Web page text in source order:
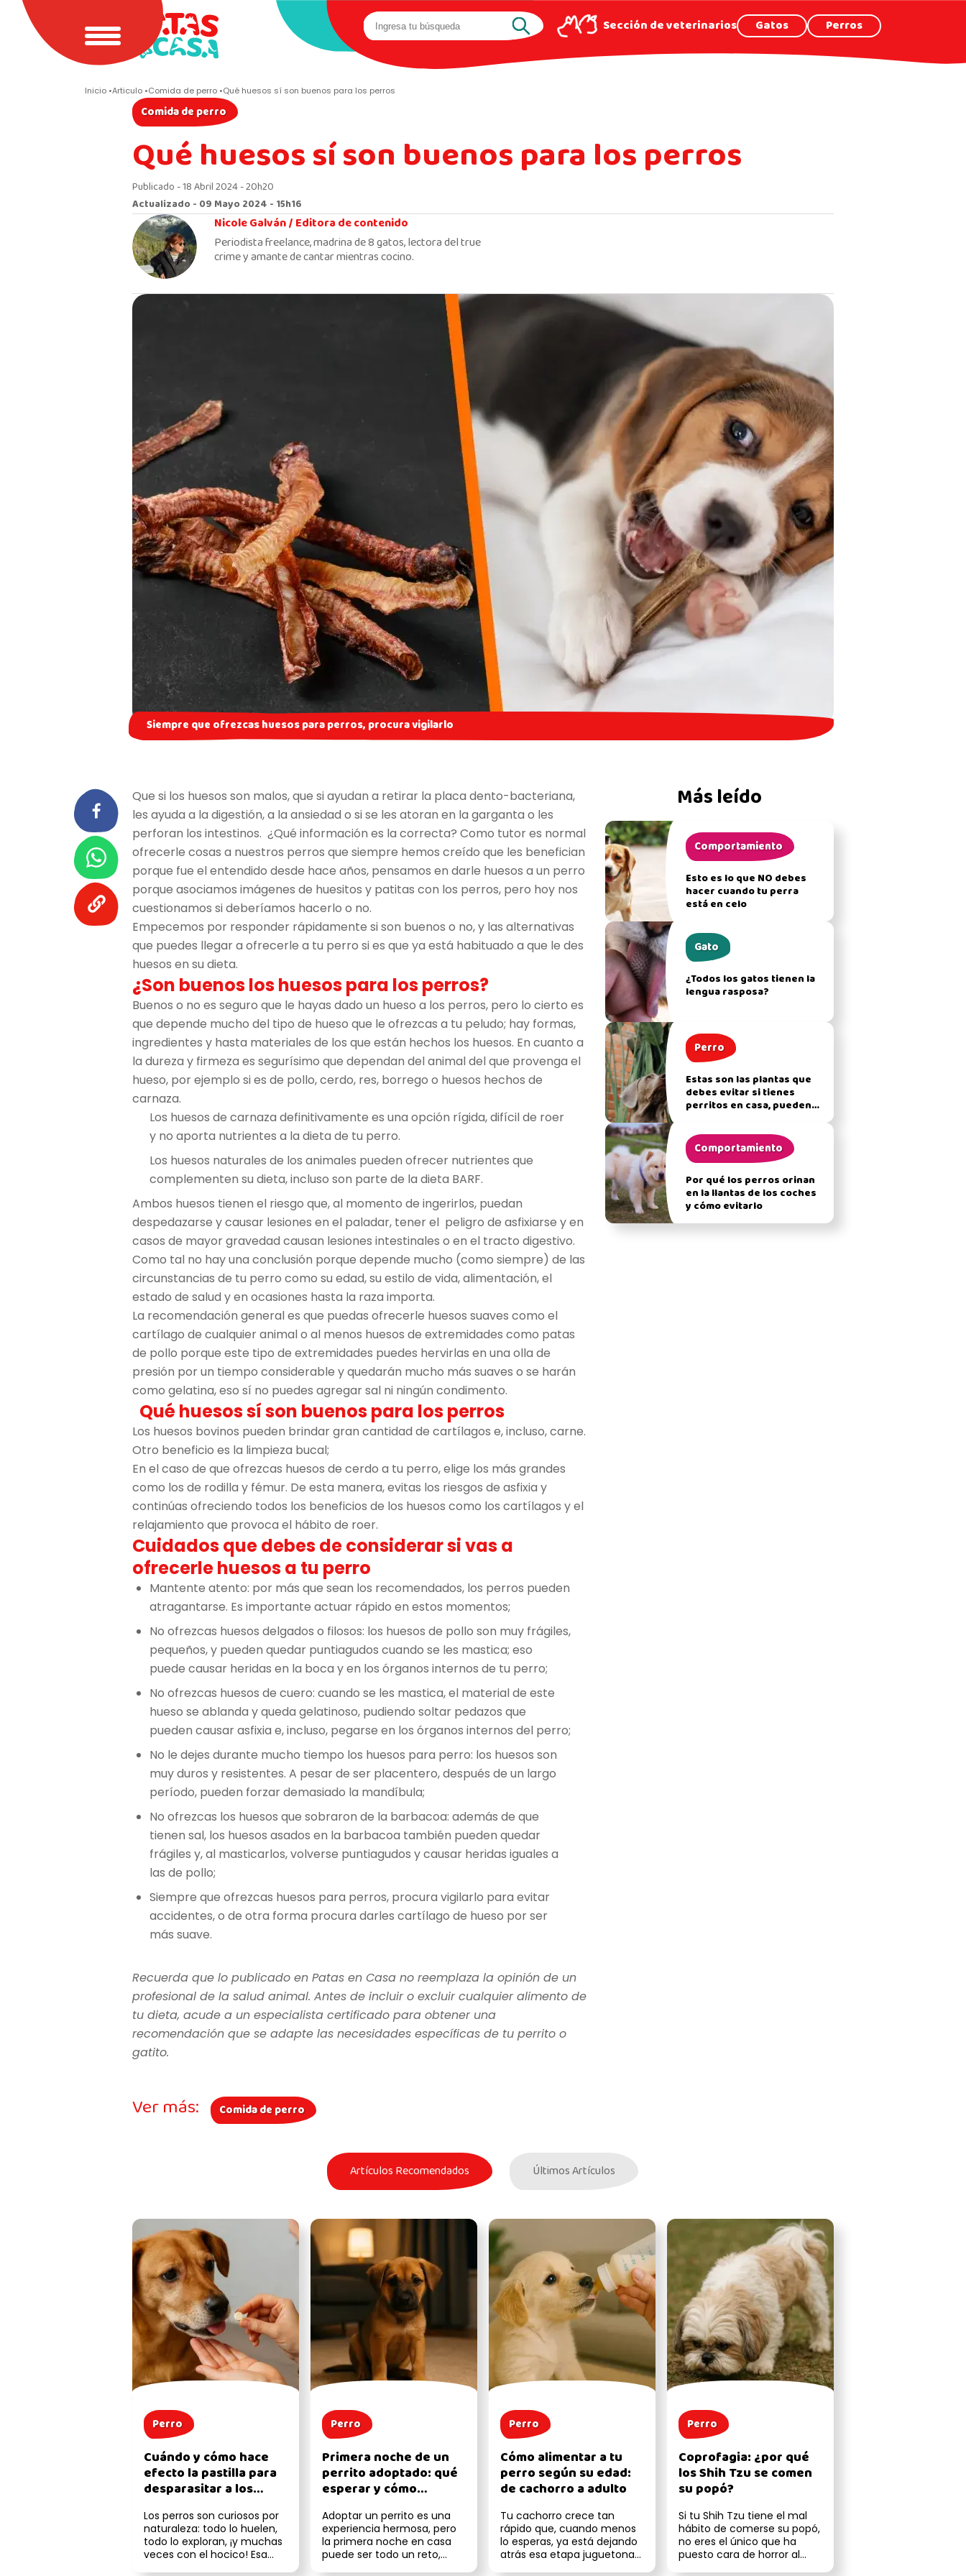
Sección de veterinarios Gatos Perros
Inicio Articulo Comida de perro Qué huesos sí son buenos para los perros
Comida de perro
Qué huesos sí son buenos para los perros
Publicado - 18 Abril 2024 - 20h20
Actualizado - 09 Mayo 2024 - 15h16
Nicole Galván /Editora de contenido
Periodista freelance, madrina de 8 gatos, lectora del true
crime y amante de cantar mientras cocino.
Siempre que ofrezcas huesos para perros, procura vigilarlo
Que si los huesos son malos, que si ayudan a retirar la placa dento-bacteriana,
les ayuda a la digestión, a la ansiedad o si se les atoran en la garganta o les
perforan los intestinos. ¿Qué información es la correcta? Como tutor es normal
ofrecerle cosas a nuestros perros que siempre hemos creído que les benefician
porque fue el entendido desde hace años, pensamos en darle huesos a un perro
porque asociamos imágenes de huesitos y patitas con los perros, pero hoy nos
cuestionamos si deberíamos hacerlo o no.
Empecemos por responder rápidamente si son buenos o no, y las alternativas
que puedes llegar a ofrecerle a tu perro si es que ya está habituado a que le des
huesos en su dieta.
¿Son buenos los huesos para los perros?
Buenos o no es seguro que le hayas dado un hueso a los perros, pero lo cierto es
que depende mucho del tipo de hueso que le ofrezcas a tu peludo; hay formas,
ingredientes y hasta materiales de los que están hechos los huesos. En cuanto a
la dureza y firmeza es segurísimo que dependan del animal del que provenga el
hueso, por ejemplo si es de pollo, cerdo, res, borrego o huesos hechos de
carnaza.
Los huesos de carnaza definitivamente es una opción rígida, difícil de roer
y no aporta nutrientes a la dieta de tu perro.
Los huesos naturales de los animales pueden ofrecer nutrientes que
complementen su dieta, incluso son parte de la dieta BARF.
Ambos huesos tienen el riesgo que, al momento de ingerirlos, puedan
despedazarse y causar lesiones en el paladar, tener el peligro de asfixiarse y en
casos de mayor gravedad causan lesiones intestinales o en el tracto digestivo.
Como tal no hay una conclusión porque depende mucho (como siempre) de las
circunstancias de tu perro como su edad, su estilo de vida, alimentación, el
estado de salud y en ocasiones hasta la raza importa.
La recomendación general es que puedas ofrecerle huesos suaves como el
cartílago de cualquier animal o al menos huesos de extremidades como patas
de pollo porque este tipo de extremidades puedes hervirlas en una olla de
presión por un tiempo considerable y quedarán mucho más suaves o se harán
como gelatina, eso sí no puedes agregar sal ni ningún condimento.
Qué huesos sí son buenos para los perros
Los huesos bovinos pueden brindar gran cantidad de cartílagos e, incluso, carne.
Otro beneficio es la limpieza bucal;
En el caso de que ofrezcas huesos de cerdo a tu perro, elige los más grandes
como los de rodilla y fémur. De esta manera, evitas los riesgos de asfixia y
continúas ofreciendo todos los beneficios de los huesos como los cartílagos y el
relajamiento que provoca el hábito de roer.
Cuidados que debes de considerar si vas a
ofrecerle huesos a tu perro
Mantente atento: por más que sean los recomendados, los perros pueden
atragantarse. Es importante actuar rápido en estos momentos;
No ofrezcas huesos delgados o filosos: los huesos de pollo son muy frágiles,
pequeños, y pueden quedar puntiagudos cuando se les mastica; eso
puede causar heridas en la boca y en los órganos internos de tu perro;
No ofrezcas huesos de cuero: cuando se les mastica, el material de este
hueso se ablanda y queda gelatinoso, pudiendo soltar pedazos que
pueden causar asfixia e, incluso, pegarse en los órganos internos del perro;
No le dejes durante mucho tiempo los huesos para perro: los huesos son
muy duros y resistentes. A pesar de ser placentero, después de un largo
período, pueden forzar demasiado la mandíbula;
No ofrezcas los huesos que sobraron de la barbacoa: además de que
tienen sal, los huesos asados en la barbacoa también pueden quedar
frágiles y, al masticarlos, volverse puntiagudos y causar heridas iguales a
las de pollo;
Siempre que ofrezcas huesos para perros, procura vigilarlo para evitar
accidentes, o de otra forma procura darles cartílago de hueso por ser
más suave.
Recuerda que lo publicado en Patas en Casa no reemplaza la opinión de un
profesional de la salud animal. Antes de incluir o excluir cualquier alimento de
tu dieta, acude a un especialista certificado para obtener una
recomendación que se adapte las necesidades específicas de tu perrito o
gatito.
Más leído
Comportamiento
Esto es lo que NO debes
hacer cuando tu perra
está en celo
Gato
¿Todos los gatos tienen la
lengua rasposa?
Perro
Estas son las plantas que
debes evitar si tienes
perritos en casa, pueden
Comportamiento
Por qué los perros orinan
en la llantas de los coches
y cómo evitarlo
Ver más: Comida de perro
Artículos Recomendados Últimos Artículos
Perro
Cuándo y cómo hace
efecto la pastilla para
desparasitar a los
Los perros son curiosos por
naturaleza: todo lo huelen,
todo lo exploran, ¡y muchas
veces con el hocico! Esa
Perro
Primera noche de un
perrito adoptado: qué
esperar y cómo
Adoptar un perrito es una
experiencia hermosa, pero
la primera noche en casa
puede ser todo un reto,
Perro
Cómo alimentar a tu
perro según su edad:
de cachorro a adulto
Tu cachorro crece tan
rápido que, cuando menos
lo esperas, ya está dejando
atrás esa etapa juguetona
Perro
Coprofagia: ¿por qué
los Shih Tzu se comen
su popó?
Si tu Shih Tzu tiene el mal
hábito de comerse su popó,
no eres el único que ha
puesto cara de horror al